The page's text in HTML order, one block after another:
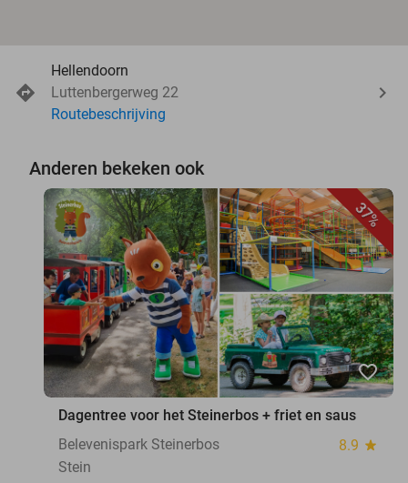
Hellendoorn
Luttenbergerweg 22
Routebeschrijving
Anderen bekeken ook
37%
favorite_border
Dagentree voor het Steinerbos + friet en saus
Belevenispark Steinerbos
8.9 star
Stein